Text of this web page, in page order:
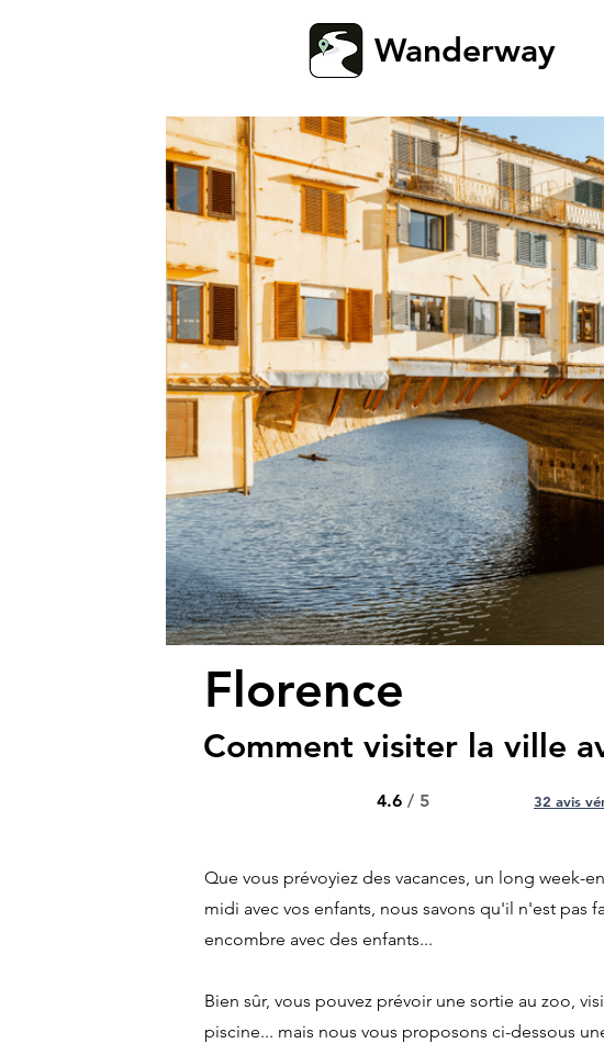
Wanderway
Florence
Comment visiter la ville
4.6 / 5 32 avis
Que vous prévoyiez des vacances, un long week-
midi avec vos enfants, nous savons qu'il n'est pas
encombre avec des enfants...
Bien sûr, vous pouvez prévoir une sortie au zoo,
piscine... mais nous vous proposons ci-dessous